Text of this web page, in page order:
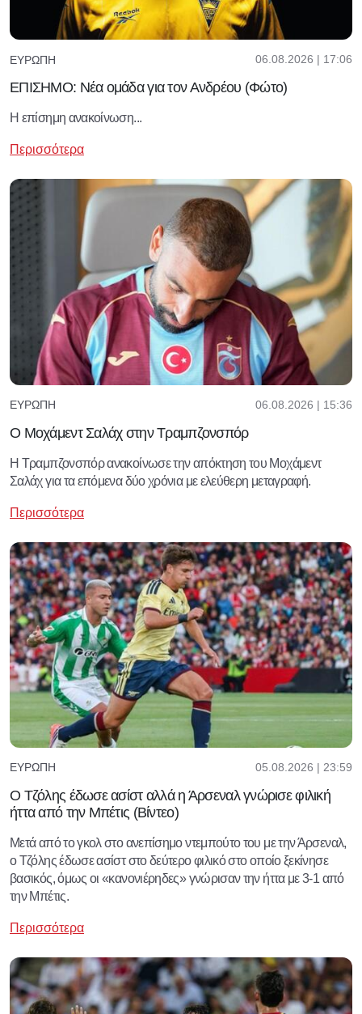
ΕΥΡΏΠΗ 06.08.2026 | 17:06
ΕΠΙΣΗΜΟ: Νέα ομάδα για τον Ανδρέου (Φώτο)
Η επίσημη ανακοίνωση...
Περισσότερα
ΕΥΡΏΠΗ 06.08.2026 | 15:36
Ο Μοχάμεντ Σαλάχ στην Τραμπζονσπόρ
Η Τραμπζονσπόρ ανακοίνωσε την απόκτηση του Μοχάμεντ
Σαλάχ για τα επόμενα δύο χρόνια με ελεύθερη μεταγραφή.
Περισσότερα
ΕΥΡΏΠΗ 05.08.2026 | 23:59
Ο Τζόλης έδωσε ασίστ αλλά η Άρσεναλ γνώρισε φιλική
ήττα από την Μπέτις (Βίντεο)
Μετά από το γκολ στο ανεπίσημο ντεμπούτο του με την Άρσεναλ,
ο Τζόλης έδωσε ασίστ στο δεύτερο φιλικό στο οποίο ξεκίνησε
βασικός, όμως οι «κανονιέρηδες» γνώρισαν την ήττα με 3-1 από
την Μπέτις.
Περισσότερα